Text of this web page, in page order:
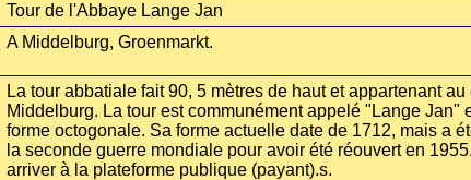
Tour de l'Abbaye Lange Jan
A Middelburg, Groenmarkt.
La tour abbatiale fait 90, 5 mètres de haut et appartenant
Middelburg. La tour est communément appelé "Lange Jan"
forme octogonale. Sa forme actuelle date de 1712, mais a
la seconde guerre mondiale pour avoir été réouvert en
arriver à la plateforme publique (payant).s.